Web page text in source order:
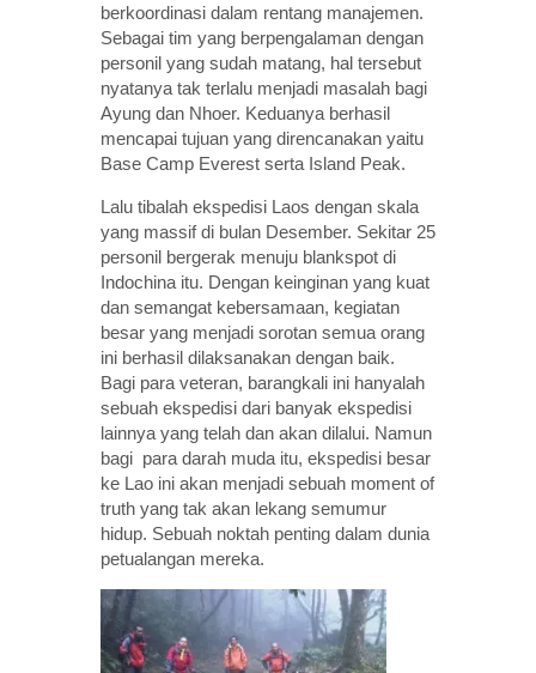
berkoordinasi dalam rentang manajemen.
Sebagai tim yang berpengalaman dengan
personil yang sudah matang, hal tersebut
nyatanya tak terlalu menjadi masalah bagi
Ayung dan Nhoer. Keduanya berhasil
mencapai tujuan yang direncanakan yaitu
Base Camp Everest serta Island Peak.
Lalu tibalah ekspedisi Laos dengan skala
yang massif di bulan Desember. Sekitar 25
personil bergerak menuju blankspot di
Indochina itu. Dengan keinginan yang kuat
dan semangat kebersamaan, kegiatan
besar yang menjadi sorotan semua orang
ini berhasil dilaksanakan dengan baik.
Bagi para veteran, barangkali ini hanyalah
sebuah ekspedisi dari banyak ekspedisi
lainnya yang telah dan akan dilalui. Namun
bagi para darah muda itu, ekspedisi besar
ke Lao ini akan menjadi sebuah moment of
truth yang tak akan lekang semumur
hidup. Sebuah noktah penting dalam dunia
petualangan mereka.